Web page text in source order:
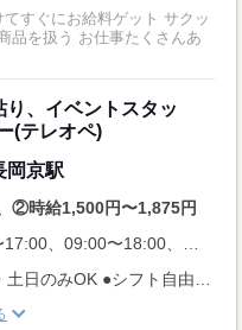
すぐにお給料ゲット サクッ
品を扱う お仕事たくさんあ
、イベントスタッ
(テレオペ)
岡京駅
②時給1,500円〜1,875円